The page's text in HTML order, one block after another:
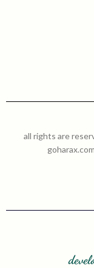
all rights are
goharax.com